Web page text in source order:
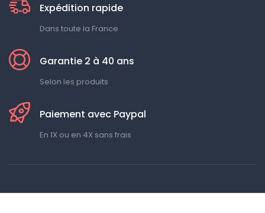
Expédition rapide
Dans toute la France
Garantie 2 à 40 ans
Selon les produits
Paiement avec Paypal
En 1X ou en 4X sans frais